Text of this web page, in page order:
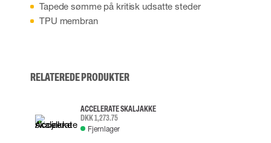
Tapede sømme på kritisk udsatte steder
TPU membran
RELATEREDE PRODUKTER
ACCELERATE SKALJAKKE
DKK 1,273.75
Fjernlager